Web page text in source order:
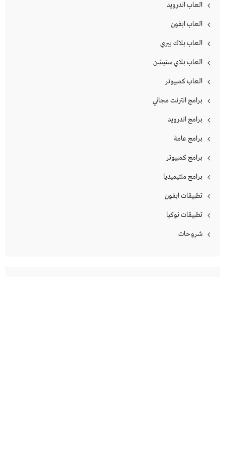
العاب اندرويد
العاب ايفون
العاب بلاك بيري
العاب بلاي ستيشن
العاب كمبيوتر
برامج انترنت مجاني
برامج اندرويد
برامج عامة
برامج كمبيوتر
برامج ملتيميديا
تطبيقات ايفون
تطبيقات نوكيا
شروحات